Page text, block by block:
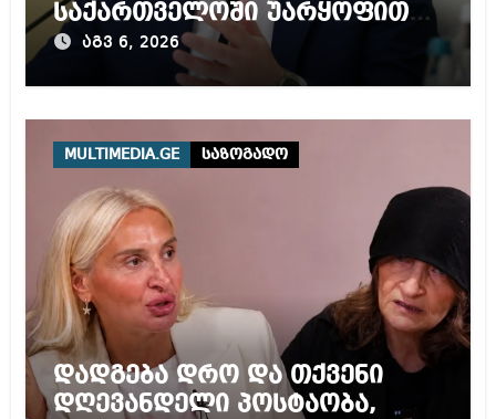
საქართველოში უარყოფითი
გარემოა შექმნილი რუსი
ტურისტებისთვის, ჩვენი კარი
აგვ 6, 2026
MULTIMEDIA.GE საზოგადო
დადგება დრო და თქვენი
დღევანდელი პოსტაობა,